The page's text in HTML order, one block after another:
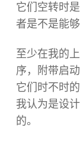
它们空转时
者是不是能
至少在我的
序，附带启
它们时不时
我认为是设
的。